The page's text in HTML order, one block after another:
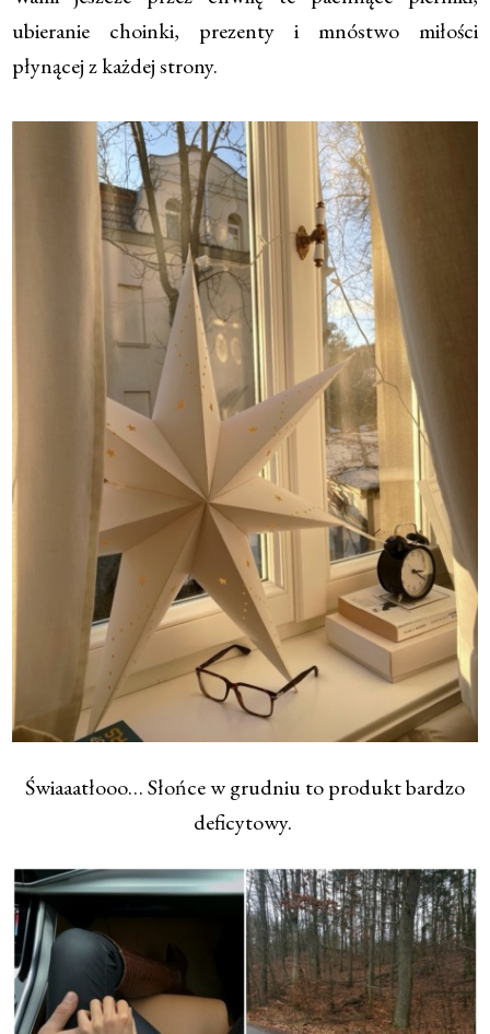
ubieranie choinki, prezenty i mnóstwo miłości
płynącej z każdej strony.
Świaaatłooo… Słońce w grudniu to produkt bardzo
deficytowy.